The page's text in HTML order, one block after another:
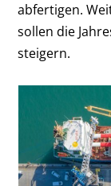
abfertigen.
sollen die
steigern.